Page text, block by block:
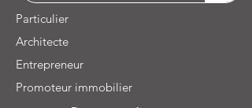
Particulier
Architecte
Entrepreneur
Promoteur immobilier